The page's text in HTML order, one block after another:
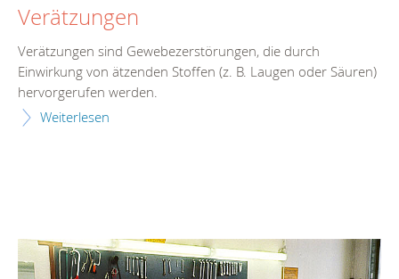
Verätzungen
Verätzungen sind Gewebezerstörungen, die durch
Einwirkung von ätzenden Stoffen (z. B. Laugen oder Säuren)
hervorgerufen werden.
Weiterlesen